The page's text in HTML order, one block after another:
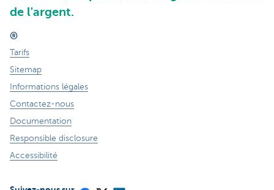
de l'argent.
®
Tarifs
Sitemap
Informations légales
Contactez-nous
Documentation
Responsible disclosure
Accessibilité